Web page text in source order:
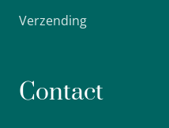
Verzending
Contact